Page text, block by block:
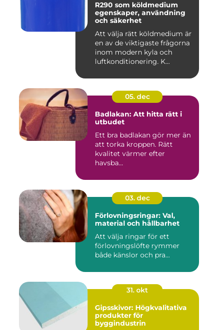
R290 som köldmedium
egenskaper, användning
och säkerhet
Att välja rätt köldmedium är
en av de viktigaste frågorna
inom modern kyla och
luftkonditionering. K...
05. dec
Badlakan: Att hitta rätt i
utbudet
Ett bra badlakan gör mer än
att torka kroppen. Rätt
kvalitet värmer efter
havsba...
03. dec
Förlovningsringar: Val,
material och hållbarhet
Att välja ringar för ett
förlovningslöfte rymmer
både känslor och pra...
31. okt
Gipsskivor: Högkvalitativa
produkter för
byggindustrin